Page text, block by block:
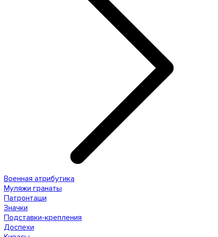
Военная атрибутика
Муляжи гранаты
Патронташи
Значки
Подставки-крепления
Доспехи